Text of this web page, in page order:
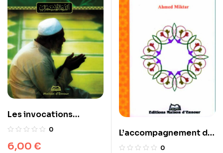
Les invocations
exaucées 0
6,00 €
L’accompagnement du
malade
0